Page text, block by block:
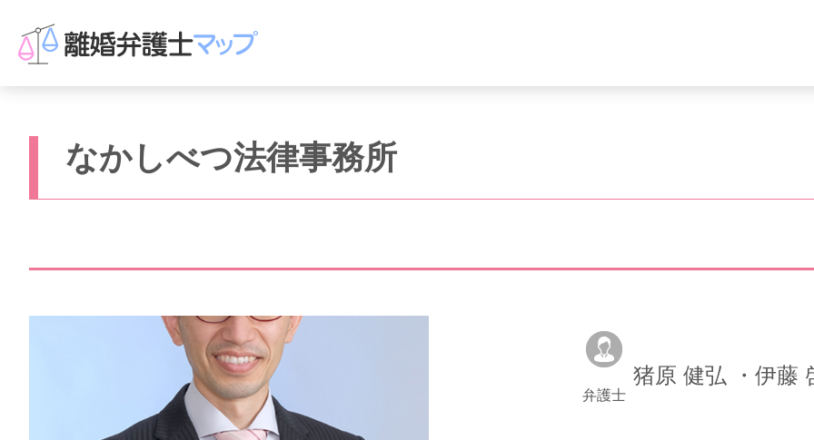
なかしべつ法律事務所
弁護士
猪原 健弘 ・伊藤